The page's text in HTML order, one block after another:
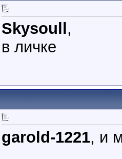
Skysoull ,
в личке
garold-1221, и